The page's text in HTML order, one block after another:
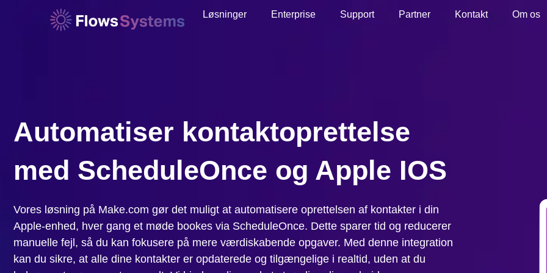
Løsninger Enterprise Support Partner Kontakt Om os
Automatiser kontaktoprettelse
med ScheduleOnce og Apple IOS
Vores løsning på Make.com gør det muligt at automatisere oprettelsen af kontakter i din
Apple-enhed, hver gang et møde bookes via ScheduleOnce. Dette sparer tid og reducerer
manuelle fejl, så du kan fokusere på mere værdiskabende opgaver. Med denne integration
kan du sikre, at alle dine kontakter er opdaterede og tilgængelige i realtid, uden at du